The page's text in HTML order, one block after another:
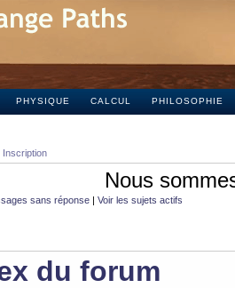
PHYSIQUE CALCUL PHILOSOPHIE
Inscription
Nous
sans réponse | Voir les sujets actifs
du forum